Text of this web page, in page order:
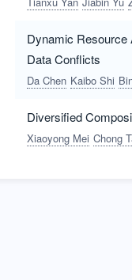
Dynamic Resource
Data Conflicts
Da Chen Kaibo Shi
Diversified
Xiaoyong Mei Chong